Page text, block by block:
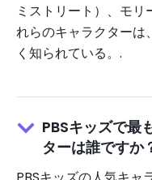
ミストリート）、モ
れらのキャラクターは
く知られている。.
PBSキッズで最
ターは誰ですか